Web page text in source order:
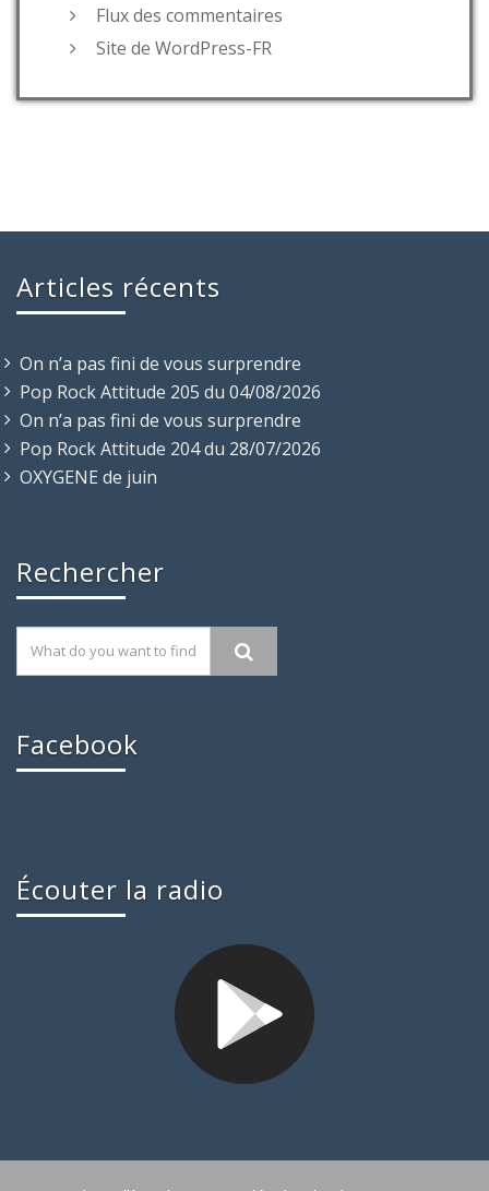
Flux des commentaires
Site de WordPress-FR
Articles récents
On n’a pas fini de vous surprendre
Pop Rock Attitude 205 du 04/08/2026
On n’a pas fini de vous surprendre
Pop Rock Attitude 204 du 28/07/2026
OXYGENE de juin
Rechercher
Facebook
Écouter la radio